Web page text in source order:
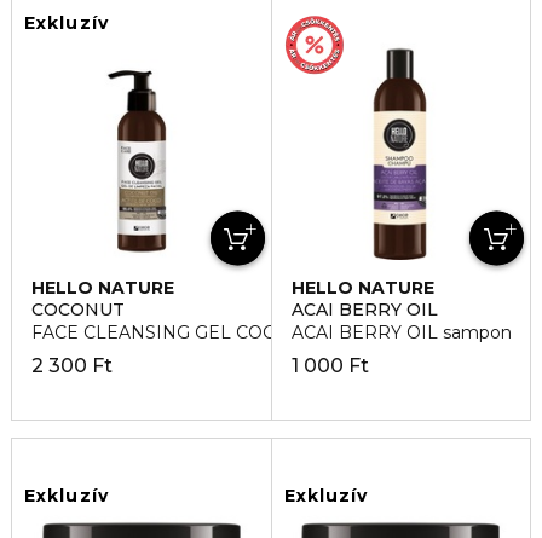
Exkluzív
HELLO NATURE
COCONUT
FACE CLEANSING GEL COCONUT OIL Arctisztító
2 300 Ft
HELLO NATURE
ACAI BERRY OIL
ACAI BERRY OIL sampon
1 000 Ft
Exkluzív Exkluzív